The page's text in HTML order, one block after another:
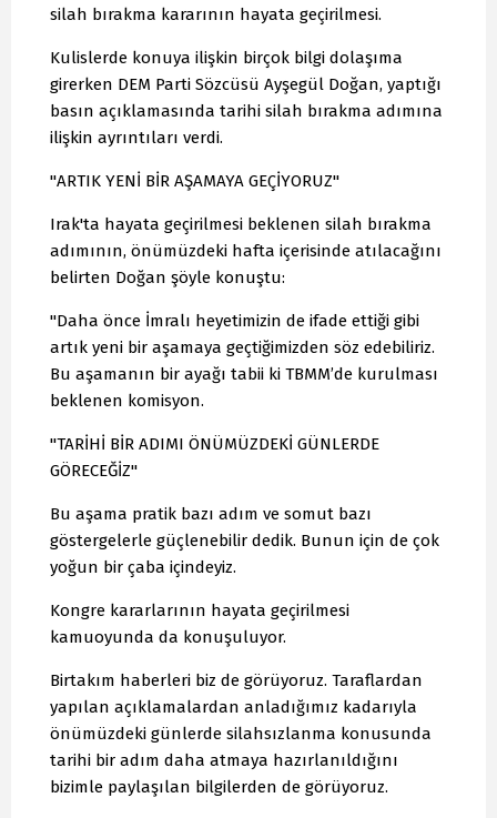
silah bırakma kararının hayata geçirilmesi.
Kulislerde konuya ilişkin birçok bilgi dolaşıma
girerken DEM Parti Sözcüsü Ayşegül Doğan, yaptığı
basın açıklamasında tarihi silah bırakma adımına
ilişkin ayrıntıları verdi.
"ARTIK YENİ BİR AŞAMAYA GEÇİYORUZ"
Irak'ta hayata geçirilmesi beklenen silah bırakma
adımının, önümüzdeki hafta içerisinde atılacağını
belirten Doğan şöyle konuştu:
"Daha önce İmralı heyetimizin de ifade ettiği gibi
artık yeni bir aşamaya geçtiğimizden söz edebiliriz.
Bu aşamanın bir ayağı tabii ki TBMM’de kurulması
beklenen komisyon.
"TARİHİ BİR ADIMI ÖNÜMÜZDEKİ GÜNLERDE
GÖRECEĞİZ"
Bu aşama pratik bazı adım ve somut bazı
göstergelerle güçlenebilir dedik. Bunun için de çok
yoğun bir çaba içindeyiz.
Kongre kararlarının hayata geçirilmesi
kamuoyunda da konuşuluyor.
Birtakım haberleri biz de görüyoruz. Taraflardan
yapılan açıklamalardan anladığımız kadarıyla
önümüzdeki günlerde silahsızlanma konusunda
tarihi bir adım daha atmaya hazırlanıldığını
bizimle paylaşılan bilgilerden de görüyoruz.